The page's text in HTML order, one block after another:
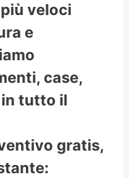
veloci
e
case,
tutto il
gratis,